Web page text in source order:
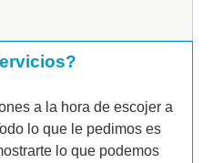
a la hora de escojer a
lo que le pedimos es
lo que podemos